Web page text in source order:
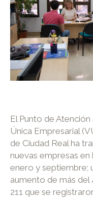
El Punto de
Única Empresarial
de Ciudad Real ha
nuevas empresas
enero y septiembre;
aumento de más
211 que se